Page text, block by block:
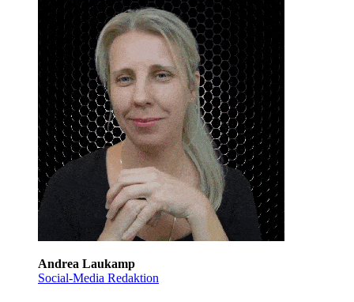
Andrea Laukamp
Social-Media Redaktion